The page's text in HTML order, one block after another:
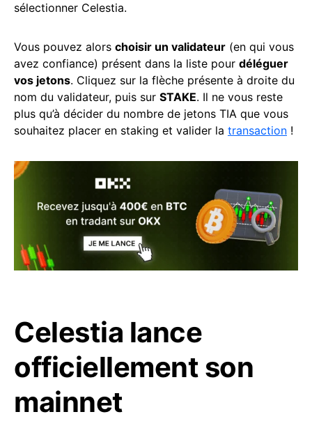
sélectionner Celestia.
Vous pouvez alors choisir un validateur (en qui vous
avez confiance) présent dans la liste pour déléguer
vos jetons. Cliquez sur la flèche présente à droite du
nom du validateur, puis sur STAKE. Il ne vous reste
plus qu’à décider du nombre de jetons TIA que vous
souhaitez placer en staking et valider la transaction !
Celestia lance
officiellement son
mainnet